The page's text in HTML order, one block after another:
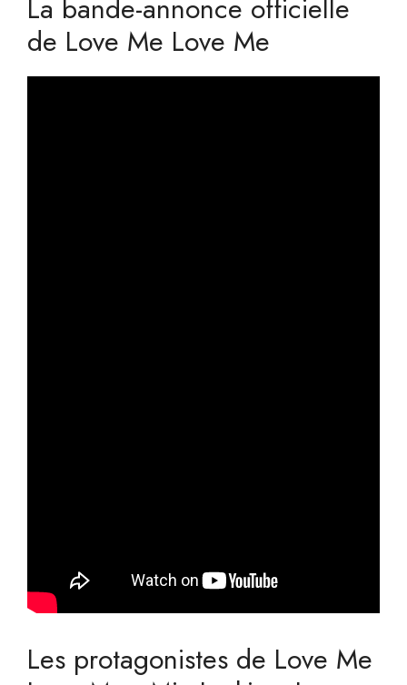
La bande-annonce officielle
de Love Me Love Me
Les protagonistes de Love Me